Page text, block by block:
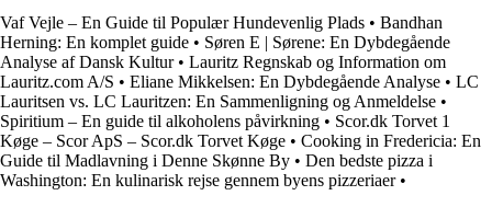
Vaf Vejle – En Guide til Populær Hundevenlig Plads • Bandhan
Herning: En komplet guide • Søren E | Sørene: En Dybdegående
Analyse af Dansk Kultur• Lauritz Regnskab og Information om
Lauritz.com A/S • Eliane Mikkelsen: En Dybdegående Analyse • LC
Lauritsen vs. LC Lauritzen: En Sammenligning og Anmeldelse •
Spiritium – En guide til alkoholens påvirkning • Scor.dk Torvet 1
Køge – Scor ApS – Scor.dk Torvet Køge • Cooking in Fredericia: En
Guide til Madlavning i Denne Skønne By • Den bedste pizza i
Washington: En kulinarisk rejse gennem byens pizzeriaer•